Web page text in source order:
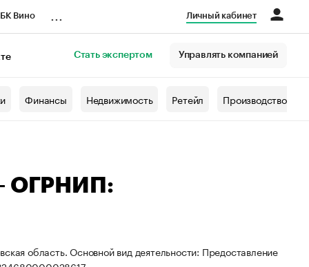
Вино Личный кабинет
Стать экспертом Управлять компанией
Финансы Недвижимость Ретейл Производство
ОГРНИП:
область. Основной вид деятельности: Предоставление